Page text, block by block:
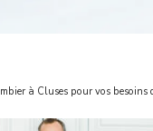
à Cluses pour vos besoins